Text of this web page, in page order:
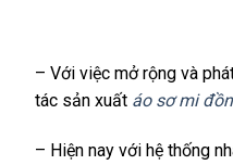
– Với việc mở rộng và
tác sản xuất áo sơ mi
– Hiện nay với hệ thống